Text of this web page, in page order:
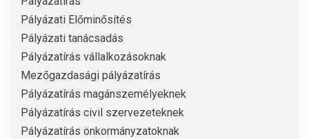
Pályázati Előminősítés
Pályázati tanácsadás
Pályázatírás vállalkozásoknak
Mezőgazdasági pályázatírás
Pályázatírás magánszemélyeknek
Pályázatírás civil szervezeteknek
Pályázatírás önkormányzatoknak